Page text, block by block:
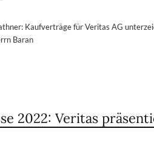
Kaufverträge für Veritas AG
Baran
2022: Veritas